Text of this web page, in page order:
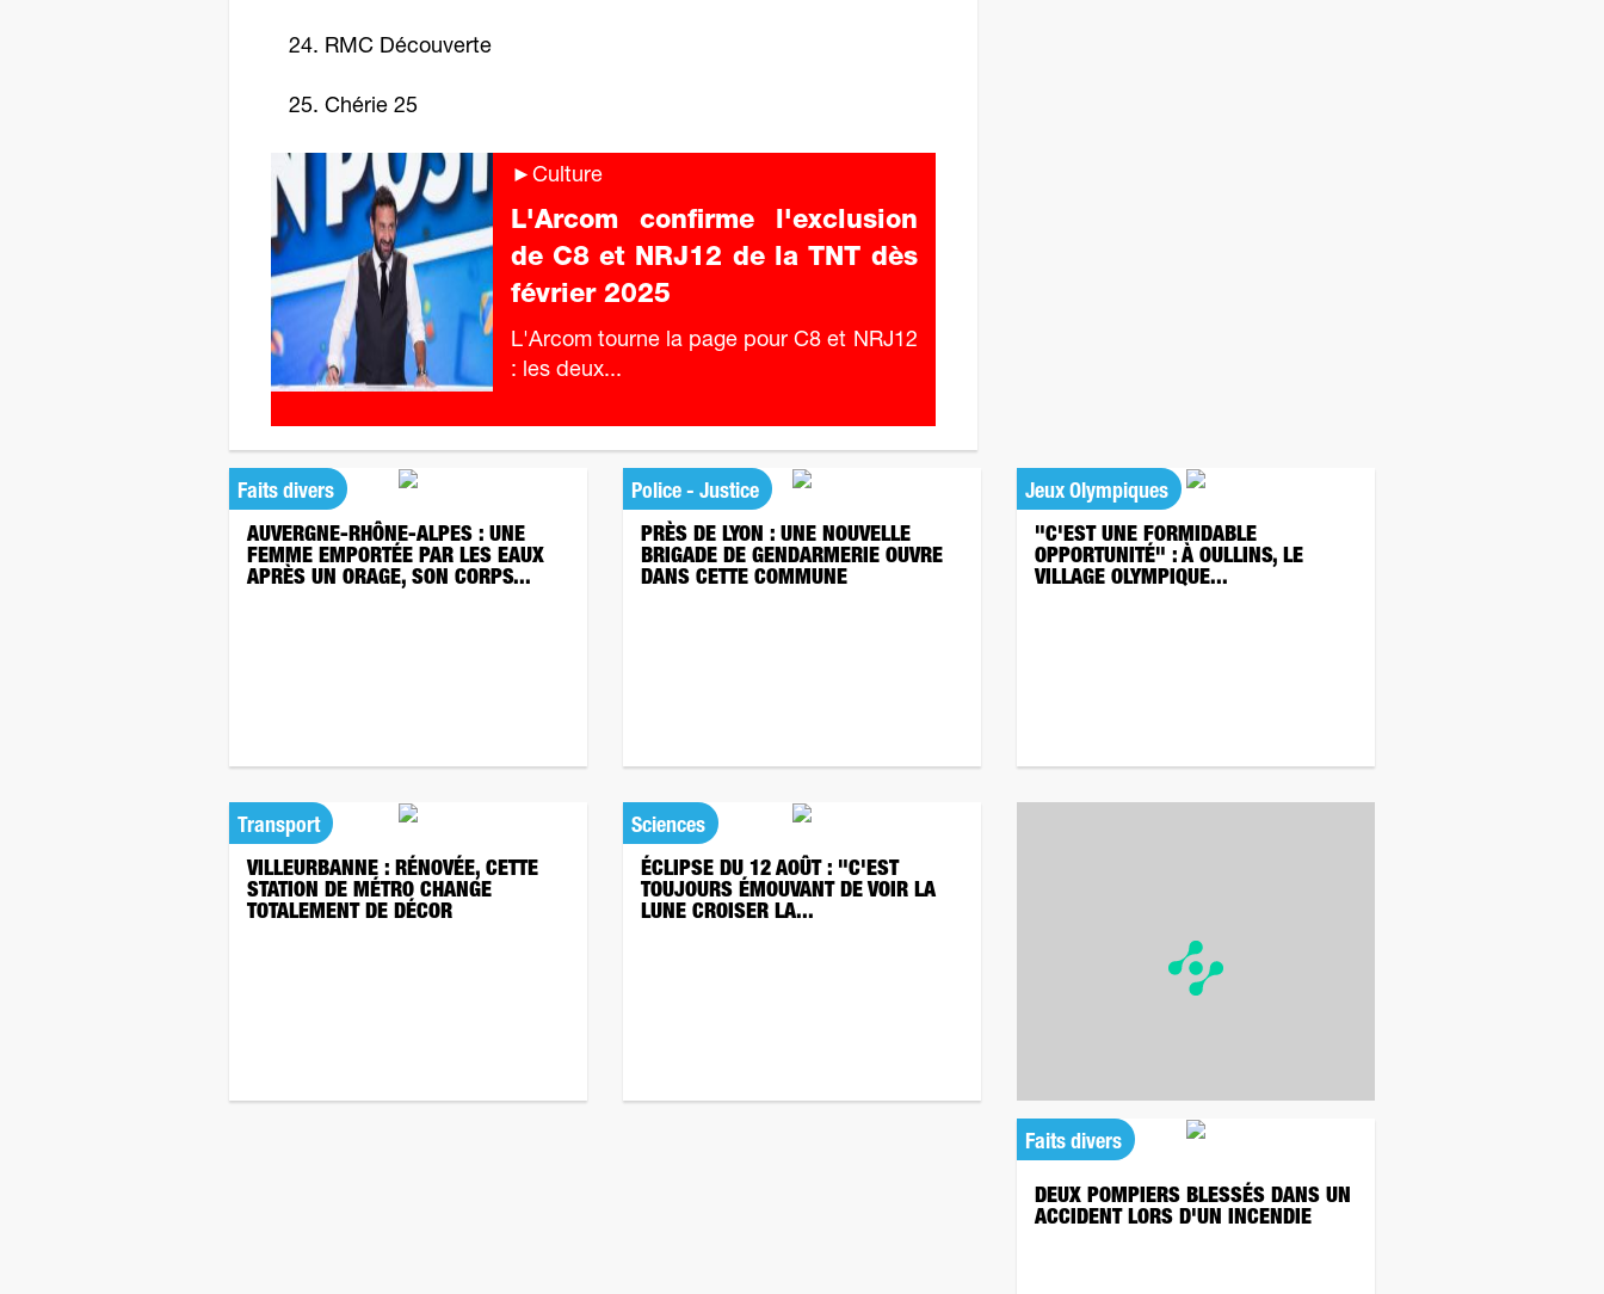
24. RMC Découverte
25. Chérie 25
►Culture
L'Arcom confirme l'exclusion
de C8 et NRJ12 de la TNT dès
février 2025
L'Arcom tourne la page pour C8 et NRJ12
: les deux...
Faits divers
AUVERGNE-RHÔNE-ALPES : UNE
FEMME EMPORTÉE PAR LES EAUX
APRÈS UN ORAGE, SON CORPS...
Police - Justice
PRÈS DE LYON : UNE NOUVELLE
BRIGADE DE GENDARMERIE OUVRE
DANS CETTE COMMUNE
Jeux Olympiques
"C'EST UNE FORMIDABLE
OPPORTUNITÉ" : À OULLINS, LE
VILLAGE OLYMPIQUE...
Transport
VILLEURBANNE : RÉNOVÉE, CETTE
STATION DE MÉTRO CHANGE
TOTALEMENT DE DÉCOR
Sciences
ÉCLIPSE DU 12 AOÛT : "C'EST
TOUJOURS ÉMOUVANT DE VOIR LA
LUNE CROISER LA...
Faits divers
DEUX POMPIERS BLESSÉS DANS UN
ACCIDENT LORS D'UN INCENDIE